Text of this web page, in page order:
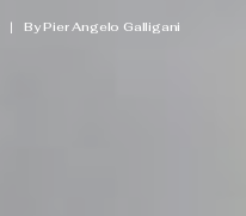
| By Pier Angelo Galligani